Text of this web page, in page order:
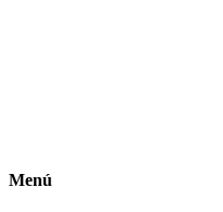
Menú